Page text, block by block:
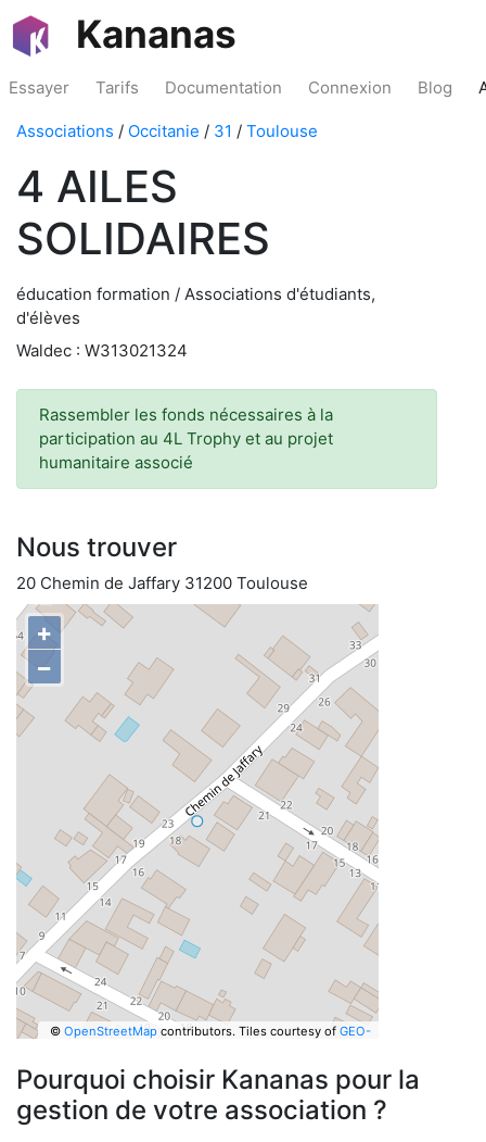
Kananas
Essayer Tarifs Documentation Connexion Blog
Associations / Occitanie / 31 / Toulouse
4 AILES
SOLIDAIRES
éducation formation / Associations d'étudiants,
d'élèves
Waldec : W313021324
Rassembler les fonds nécessaires à la
participation au 4L Trophy et au projet
humanitaire associé
Nous trouver
20 Chemin de Jaffary 31200 Toulouse
+
−
© OpenStreetMapcontributors. Tiles courtesy of GEO-
Pourquoi choisir Kananas pour la
gestion de votre association ?